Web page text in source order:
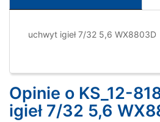
uchwyt igieł 7/32 5,6 WX8803D
Opinie o KS_12-
igieł 7/32 5,6